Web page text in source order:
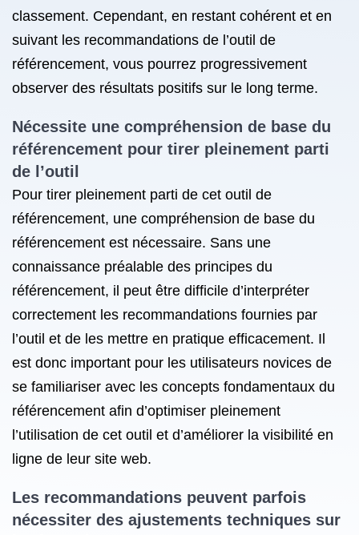
classement. Cependant, en restant cohérent et en
suivant les recommandations de l’outil de
référencement, vous pourrez progressivement
observer des résultats positifs sur le long terme.
Nécessite une compréhension de base du
référencement pour tirer pleinement parti
de l’outil
Pour tirer pleinement parti de cet outil de
référencement, une compréhension de base du
référencement est nécessaire. Sans une
connaissance préalable des principes du
référencement, il peut être difficile d’interpréter
correctement les recommandations fournies par
l’outil et de les mettre en pratique efficacement. Il
est donc important pour les utilisateurs novices de
se familiariser avec les concepts fondamentaux du
référencement afin d’optimiser pleinement
l’utilisation de cet outil et d’améliorer la visibilité en
ligne de leur site web.
Les recommandations peuvent parfois
nécessiter des ajustements techniques sur